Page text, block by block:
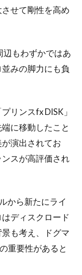
せて剛性を高め
辺もわずかではあ
みの脚力にも負
リンスfx DISK」
に移動したこと
演出されてお
スが高評価され
から新たにライ
ディスクロード
も考え、ドグマ
重要性があると